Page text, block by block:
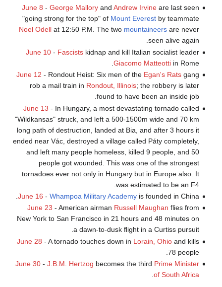
June 8 - George Malloryand Andrew Irvineare last seen
"going strong for the top" of Mount Everestby teammate
Noel Odellat 12:50 P.M. The two mountaineersare never
seen alive again.
June 10- Fascistskidnap and kill Italian socialist leader
Giacomo Matteottiin Rome.
June 12 - Rondout Heist: Six men of the Egan's Ratsgang
rob a mail train in Rondout, Illinois; the robbery is later
found to have been an inside job.
June 13 - In Hungary, a most devastating tornado called
"Wildkansas" struck, and left a 500-1500m wide and 70 km
long path of destruction, landed at Bia, and after 3 hours it
ended near Vác, destroyed a village called Páty completely,
and left many people homeless, killed 9 people, and 50
people got wounded. This was one of the strongest
tornadoes ever not only in Hungary but in Europe also. It
was estimated to be an F4.
June 16 - Whampoa Military Academyis founded in China.
June 23 - American airman Russell Maughan flies from
New York to San Francisco in 21 hours and 48 minutes on
a dawn-to-dusk flight in a Curtiss pursuit.
June 28 - A tornado touches down in Lorain, Ohioand kills
78 people.
June 30- J.B.M. Hertzog becomes the third Prime Minister
of South Africa